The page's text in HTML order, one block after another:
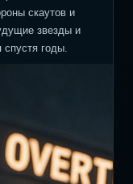
скаутов и
звезды и
годы.